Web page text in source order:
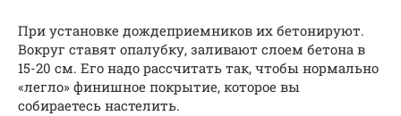
При установке дождеприемников их бетонируют.
Вокруг ставят опалубку, заливают слоем бетона в
15-20 см. Его надо рассчитать так, чтобы нормально
«легло» финишное покрытие, которое вы
собираетесь настелить.